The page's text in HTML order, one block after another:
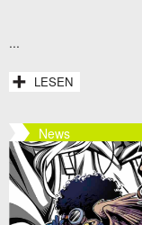
...
LESEN
News